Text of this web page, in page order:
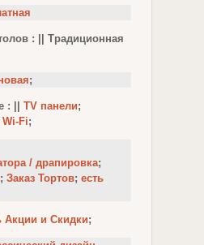
: || Традиционная
;
: || TV панели;
Wi-Fi;
/ драпировка;
; Заказ Тортов; есть
Акции и Скидки;